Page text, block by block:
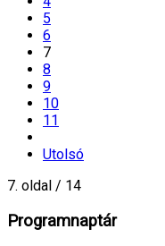
5
6
7
8
9
10
11
Utolsó
7. oldal / 14
Programnaptár